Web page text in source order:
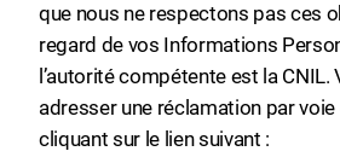
que nous ne respectons pas ces
regard de vos Informations
l’autorité compétente est la CNIL.
adresser une réclamation par
cliquant sur le lien suivant :